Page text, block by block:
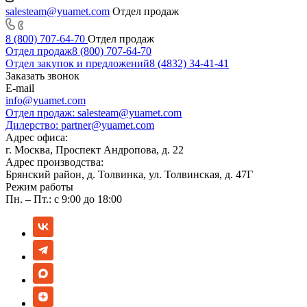
salesteam@yuamet.com Отдел продаж
8 (800) 707-64-70 Отдел продаж
Отдел продаж8 (800) 707-64-70
Отдел закупок и предложений8 (4832) 34-41-41
Заказать звонок
E-mail
info@yuamet.com
Отдел продаж: salesteam@yuamet.com
Дилерство: partner@yuamet.com
Адрес офиса:
г. Москва, Проспект Андропова, д. 22
Адрес производства:
Брянский район, д. Толвинка, ул. Толвинская, д. 47Г
Режим работы
Пн. – Пт.: с 9:00 до 18:00